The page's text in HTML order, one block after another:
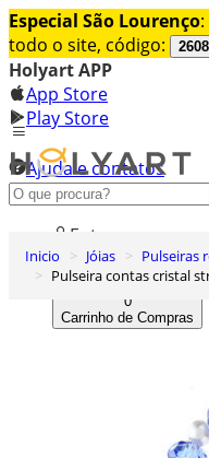
Especial São Lourenço:
todo o site, código:
Holyart APP
App Store
Play Store
Ajuda e contatos
Conheça premium
Entrar
Lista de Desejos
0
Carrinho de Compras
Inicio Jóias Pulseiras
Pulseira contas cristal